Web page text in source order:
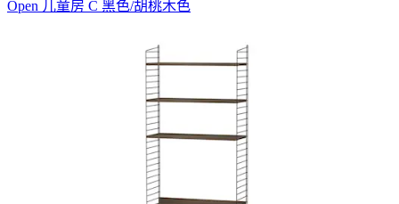
Open 儿童房 C 黑色/胡桃木色